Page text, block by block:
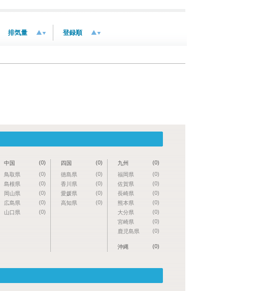
排気量 登録順
(0)
中国
(0)
鳥取県
(0)
島根県
(0)
岡山県
(0)
広島県
(0)
山口県
(0)
四国
(0)
徳島県
(0)
香川県
(0)
愛媛県
(0)
高知県
(0)
九州
(0)
福岡県
(0)
佐賀県
(0)
長崎県
(0)
熊本県
(0)
大分県
(0)
宮崎県
(0)
鹿児島県
(0)
沖縄